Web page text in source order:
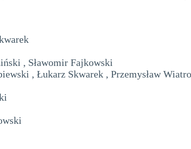
, Sławomir Fajkowski
, Łukarz Skwarek , Przemysław